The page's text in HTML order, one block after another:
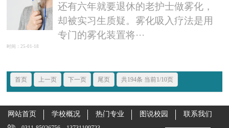
还有六年就要退休的老护士做雾化，
却被实习生质疑。雾化吸入疗法是用
专门的雾化装置将···
时间：25-01-18
首页 上一页 下一页 尾页 共194条 当前1/10页
网站首页 学校概况 热门专业 图说校园 联系我们